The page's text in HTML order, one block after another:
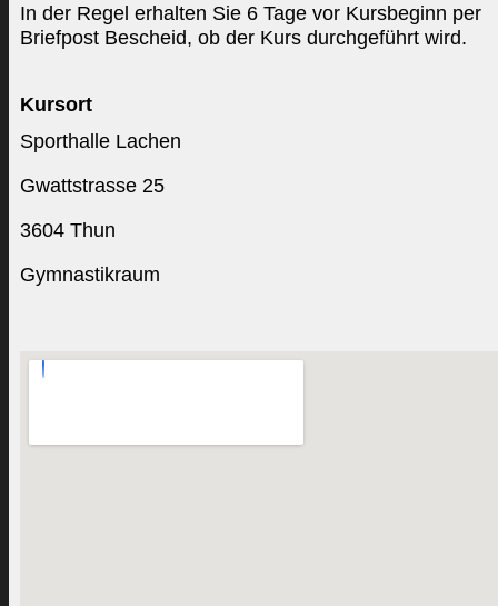
In der Regel erhalten Sie 6 Tage vor Kursbeginn per
Briefpost Bescheid, ob der Kurs durchgeführt wird.
Kursort
Sporthalle Lachen
Gwattstrasse 25
3604 Thun
Gymnastikraum